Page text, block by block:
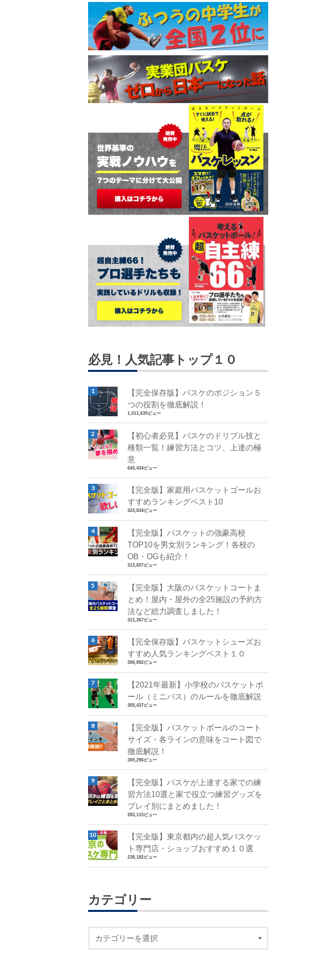
必見！人気記事トップ１０
【完全保存版】バスケのポジション５
つの役割を徹底解説！
1,011,635ビュー
【初心者必見】バスケのドリブル技と
種類一覧！練習方法とコツ、上達の極
意
645,434ビュー
【完全版】家庭用バスケットゴールお
すすめランキングベスト10
323,834ビュー
【完全版】バスケットの強豪高校
TOP10を男女別ランキング！各校の
OB・OGも紹介！
313,657ビュー
【完全版】大阪のバスケットコートま
とめ！屋内・屋外の全25施設の予約方
法など総力調査しました！
311,267ビュー
【完全保存版】バスケットシューズお
すすめ人気ランキングベスト１０
306,892ビュー
【2021年最新】小学校のバスケットボ
ール（ミニバス）のルールを徹底解説
305,437ビュー
【完全版】バスケットボールのコート
サイズ・各ラインの意味をコート図で
徹底解説！
305,296ビュー
【完全版】バスケが上達する家での練
習方法10選と家で役立つ練習グッズを
プレイ別にまとめました！
283,115ビュー
【完全版】東京都内の超人気バスケッ
ト専門店・ショップおすすめ１０選
238,182ビュー
カテゴリー